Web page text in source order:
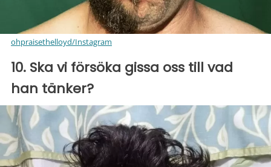
ohpraisethelloyd/Instagram
10. Ska vi försöka gissa oss till vad
han tänker?